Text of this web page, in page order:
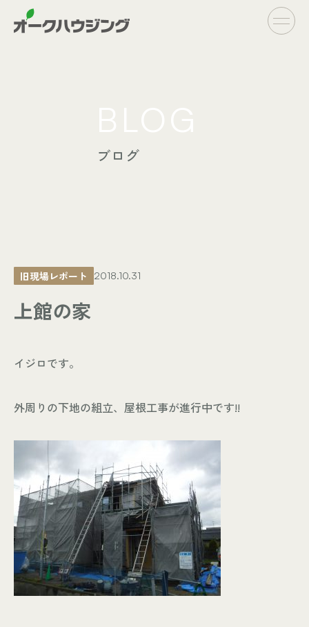
LINE UP
- イベント情報
- ブログ
- お知らせ
- 施工事例
ABOUT
- スタッフ紹介
- 会社情報
CONTACT
- 来店予約
- 資料請求
ブログ
旧現場レポート 2018.10.31
上館の家
イジロです。
外周りの下地の組立、屋根工事が進行中です!!